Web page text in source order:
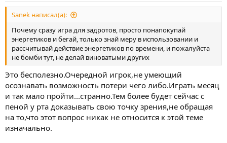
Sanek написал(а):
Почему сразу игра для задротов, просто понапокупай
энергетиков и бегай, только знай меру в использовании и
рассчитывай действие энергетиков по времени, и пожалуйста
не бомби тут, не делай виноватыми других
Это бесполезно.Очередной игрок,не умеющий
осознавать возможность потери чего либо.Играть месяц
и так мало пройти...странно.Тем более будет сейчас с
пеной у рта доказывать свою точку зрения,не обращая
на то,что этот вопрос никак не относится к этой теме
изначально.